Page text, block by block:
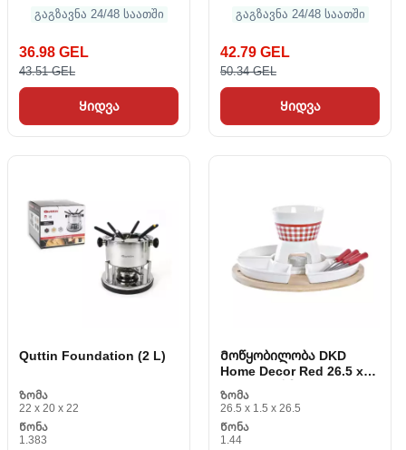
გაგზავნა 24/48 საათში
36.98 GEL
43.51 GEL
Ყიდვა
გაგზავნა 24/48 საათში
42.79 GEL
50.34 GEL
Ყიდვა
Quttin Foundation (2 L)
Ზომა
22 x 20 x 22
Წონა
1.383
Მოწყობილობა DKD
Home Decor Red 26.5 x
26.5 x 1.5 სმ (10 pcs)
Ზომა
26.5 x 1.5 x 26.5
Წონა
1.44